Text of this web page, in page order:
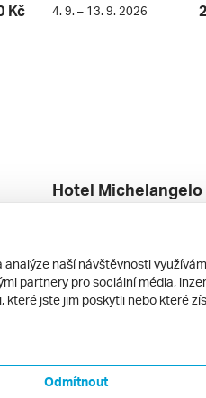
Kč 4. 9. – 13. 9. 2026
Hotel Michelangelo
naší návštěvnosti
partnery pro sociální média,
jste jim poskytli nebo které
Odmítnout